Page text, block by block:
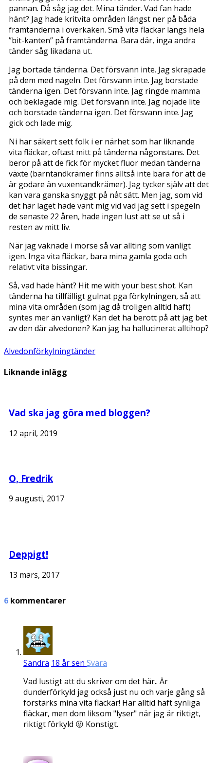
pannan. Då såg jag det. Mina tänder. Vad fan hade
hänt? Jag hade kritvita områden längst ner på båda
framtänderna i överkäken. Små vita fläckar längs hela
”bit-kanten” på framtänderna. Bara där, inga andra
tänder såg likadana ut.
Jag bortade tänderna. Det försvann inte. Jag skrapade
på dem med nageln. Det försvann inte. Jag borstade
tänderna igen. Det försvann inte. Jag ringde mamma
och beklagade mig. Det försvann inte. Jag nojade lite
och borstade tänderna igen. Det försvann inte. Jag
gick och lade mig.
Ni har säkert sett folk i er närhet som har liknande
vita fläckar, oftast mitt på tänderna någonstans. Det
beror på att de fick för mycket fluor medan tänderna
växte (barntandkrämer finns alltså inte bara för att de
är godare än vuxentandkrämer). Jag tycker själv att det
kan vara ganska snyggt på nåt sätt. Men jag, som vid
det här laget hade vant mig vid vad jag sett i spegeln
de senaste 22 åren, hade ingen lust att se ut så i
resten av mitt liv.
När jag vaknade i morse så var allting som vanligt
igen. Inga vita fläckar, bara mina gamla goda och
relativt vita bissingar.
Så, vad hade hänt? Hit me with your best shot. Kan
tänderna ha tillfälligt gulnat pga förkylningen, så att
mina vita områden (som jag då troligen alltid haft)
syntes mer än vanligt? Kan det ha berott på att jag bet
av den där alvedonen? Kan jag ha hallucinerat alltihop?
Alvedonförkylningtänder
Liknande inlägg
Vad ska jag göra med bloggen?
12 april, 2019
O, Fredrik
9 augusti, 2017
Deppigt!
13 mars, 2017
6 kommentarer
Sandra 18 år sen Svara
Vad lustigt att du skriver om det här.. Är
dunderförkyld jag också just nu och varje gång så
förstärks mina vita fläckar! Har alltid haft synliga
fläckar, men dom liksom "lyser" när jag är riktigt,
riktigt förkyld 😛 Konstigt.